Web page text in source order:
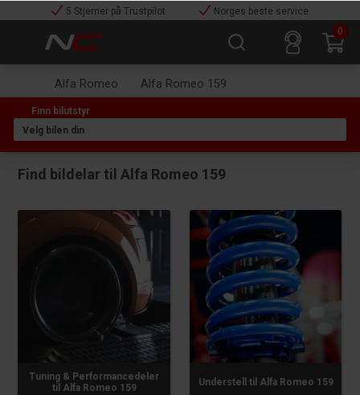
5 Stjerner på Trustpilot
Norges beste service
0
Alfa Romeo Alfa Romeo 159
Find bildelar til Alfa Romeo 159
Tuning & Performancedeler
til Alfa Romeo 159
Understell til Alfa Romeo 159